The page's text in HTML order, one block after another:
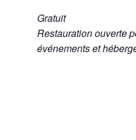
Gratuit
Restauration ouverte
événements et